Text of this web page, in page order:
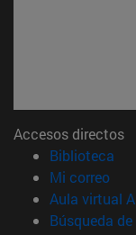
Accesos directos
Biblioteca
Mi correo
Aula virtual
Búsqueda